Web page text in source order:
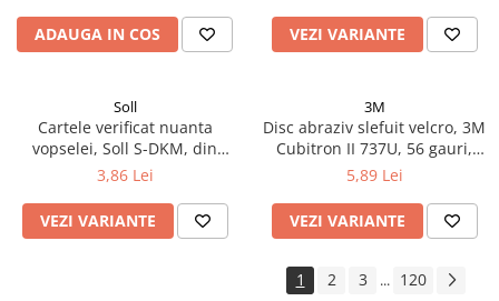
ADAUGA IN COS VEZI VARIANTE
Soll
Cartele verificat nuanta
vopselei, Soll S-DKM, din
metal diferite culori, pret 1
3,86 Lei
VEZI VARIANTE
3M
Disc abraziv slefuit velcro, 3M
Cubitron II 737U, 56 gauri,
duritate P80 - P320, diametru
5,89 Lei
VEZI VARIANTE
1 2 3 ... 120